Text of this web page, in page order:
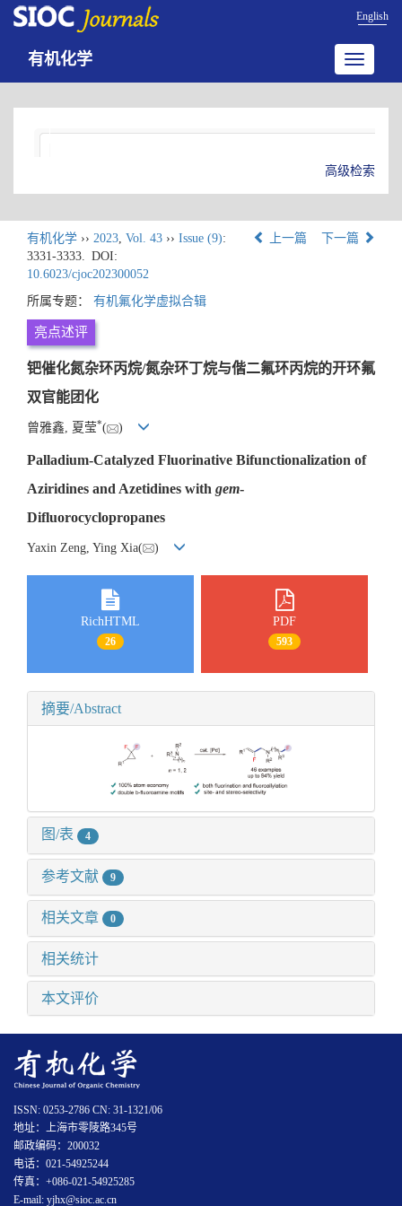
English
Toggle
有机化学
高级检索
有机化学 ›› 2023, Vol. 43 ›› Issue (9):
3331-3333. DOI:
10.6023/cjoc202300052
上一篇 下一篇
所属专题： 有机氟化学虚拟合辑
亮点述评
钯催化氮杂环丙烷/氮杂环丁烷与偕二氟环丙烷的开环氟
双官能团化
曾雅鑫, 夏莹*( )
Palladium-Catalyzed Fluorinative Bifunctionalization of
Aziridines and Azetidines with gem-
Difluorocyclopropanes
Yaxin Zeng, Ying Xia( )
RichHTML
26
PDF
593
摘要/Abstract
图/表 4
参考文献 9
相关文章 0
相关统计
本文评价
ISSN: 0253-2786 CN: 31-1321/06
地址：上海市零陵路345号
邮政编码：200032
电话：021-54925244
传真：+086-021-54925285
E-mail: yjhx@sioc.ac.cn